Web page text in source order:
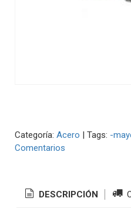
Categoría: Acero | Tags: -
Comentarios
DESCRIPCIÓN